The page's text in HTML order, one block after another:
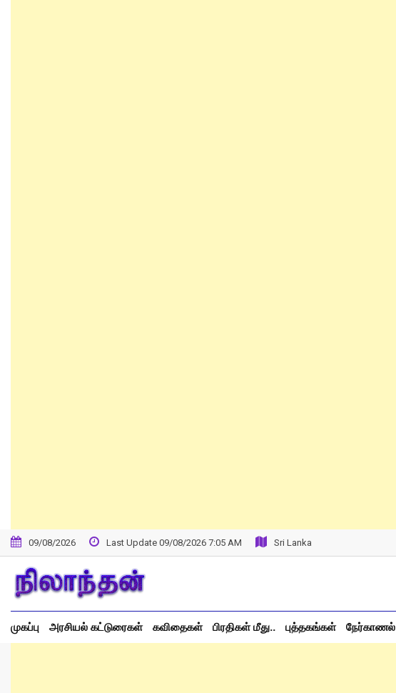
09/08/2026 Last Update 09/08/2026 7:05 AM Sri Lanka
முகப்பு அரசியல் கட்டுரைகள் கவிதைகள் பிரதிகள் மீது.. புத்தகங்கள் நேர்காணல்